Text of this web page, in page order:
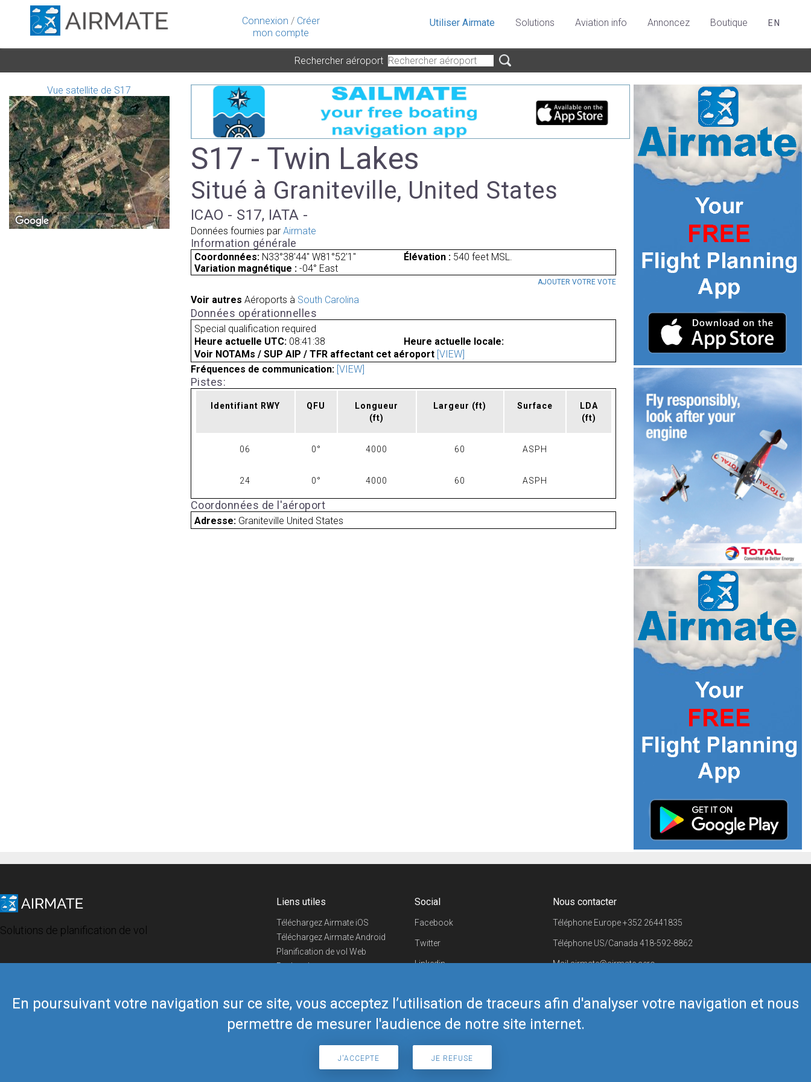
Connexion / Créer
mon compte
En poursuivant votre navigation sur ce site, vous acceptez l’utilisation de traceurs afin d'analyser votre navigation et nous
permettre de mesurer l'audience de notre site internet.
J'ACCEPTE JE REFUSE
Utiliser Airmate Solutions Aviation info Annoncez Boutique EN
Rechercher aéroport
Vue satellite de S17
S17 - Twin Lakes
Situé à Graniteville, United States
ICAO - S17, IATA -
Données fournies par Airmate
Information générale
Coordonnées: N33°38'44" W81°52'1" Élévation :540 feet MSL.
Variation magnétique : -04° East
AJOUTER VOTRE VOTE
Voir autres Aéroports à South Carolina
Données opérationnelles
Special qualification required
Heure actuelle UTC: 08:41:38
Heure actuelle locale:
Voir NOTAMs / SUP AIP / TFR affectant cet aéroport [VIEW]
Fréquences de communication: [VIEW]
Pistes:
Identifiant RWY QFU
Longueur
(ft)
Largeur (ft) Surface
LDA
(ft)
06 0° 4000 60 ASPH
24 0° 4000 60 ASPH
Coordonnées de l'aéroport
Adresse: Graniteville United States
Solutions de planification de vol
Liens utiles
Téléchargez Airmate iOS
Téléchargez Airmate Android
Planification de vol Web
Recherche
Boutique Airmate
Social
Facebook
Twitter
Linkedin
Telegram
Nous contacter
Téléphone Europe+352 26441835
Téléphone US/Canada 418-592-8862
Mailairmate@airmate.aero